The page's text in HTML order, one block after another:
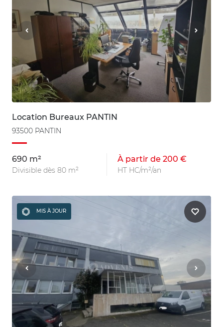
Location Bureaux PANTIN
93500 PANTIN
690 m²
Divisible dès 80 m²
À partir de 200 €
HT HC/m²/an
MIS À JOUR